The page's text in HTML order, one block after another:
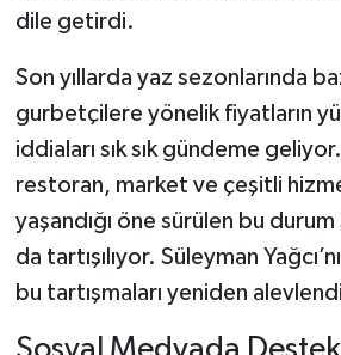
dile getirdi.
Son yıllarda yaz sezonlarında
gurbetçilere yönelik fiyatların
iddiaları sık sık gündeme
restoran, market ve çeşitli
yaşandığı öne sürülen bu
da tartışılıyor. Süleyman
bu tartışmaları yeniden